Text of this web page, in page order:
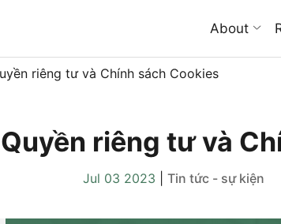
About
riêng tư và Chính sách Cookies
riêng tư và
Jul 03 2023 Tin tức - sự kiện